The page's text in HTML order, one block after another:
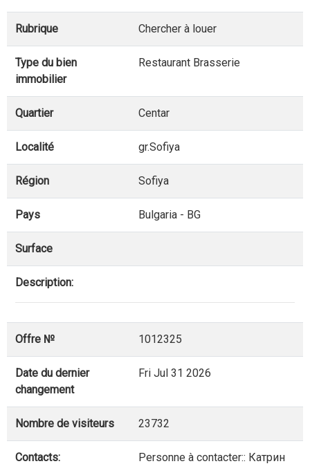
Rubrique Chercher à louer
Type du bien
immobilier
Restaurant Brasserie
Quartier Centar
Localité gr.Sofiya
Région Sofiya
Pays Bulgaria - BG
Surface
Description:
Offre № 1012325
Date du dernier
changement
Fri Jul 31 2026
Nombre de visiteurs 23732
Contacts:
Personne à contacter:: Катрин